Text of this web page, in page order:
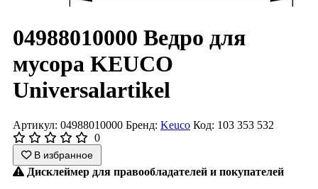
04988010000 Ведро для
мусора KEUCO
Universalartikel
Артикул: 04988010000 Бренд: Keuco Код: 103 353 532
0
В избранное
Дисклеймер для правообладателей и покупателей